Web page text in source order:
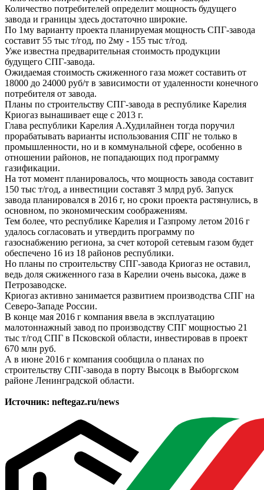
Количество потребителей определит мощность будущего
завода и границы здесь достаточно широкие.
По 1му варианту проекта планируемая мощность СПГ-завода
составит 55 тыс т/год, по 2му - 155 тыс т/год.
Уже известна предварительная стоимость продукции
будущего СПГ-завода.
Ожидаемая стоимость сжиженного газа может составить от
18000 до 24000 руб/т в зависимости от удаленности конечного
потребителя от завода.
Планы по строительству СПГ-завода в республике Карелия
Криогаз вынашивает еще с 2013 г.
Глава республики Карелия А.Худилайнен тогда поручил
прорабатывать варианты использования СПГ не только в
промышленности, но и в коммунальной сфере, особенно в
отношении районов, не попадающих под программу
газификации.
На тот момент планировалось, что мощность завода составит
150 тыс т/год, а инвестиции составят 3 млрд руб. Запуск
завода планировался в 2016 г, но сроки проекта растянулись, в
основном, по экономическим соображениям.
Тем более, что республике Карелия и Газпрому летом 2016 г
удалось согласовать и утвердить программу по
газоснабжению региона, за счет которой сетевым газом будет
обеспечено 16 из 18 районов республики.
Но планы по строительству СПГ-завода Криогаз не оставил,
ведь доля сжиженного газа в Карелии очень высока, даже в
Петрозаводске.
Криогаз активно занимается развитием производства СПГ на
Северо-Западе России.
В конце мая 2016 г компания ввела в эксплуатацию
малотоннажный завод по производству СПГ мощностью 21
тыс т/год СПГ в Псковской области, инвестировав в проект
670 млн руб.
А в июне 2016 г компания сообщила о планах по
строительству СПГ-завода в порту Высоцк в Выборгском
районе Ленинградской области.
Источник: neftegaz.ru/news